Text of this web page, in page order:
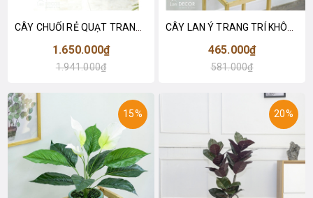
CÂY CHUỐI RẺ QUẠT TRANG TRÍ 1M6 (gồm 3 nhánh) - LC3017
1.650.000₫
1.941.000₫
CÂY LAN Ý TRANG TRÍ KHÔNG GIAN HIỆN ĐẠI SANG TRỌNG (70cm) - LC2926
465.000₫
581.000₫
15% 20%